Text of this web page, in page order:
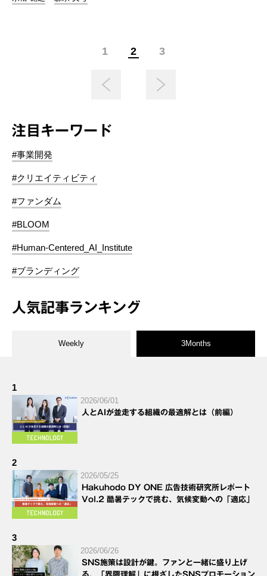
1 2 3
注目キーワード
#事業開発
#クリエイティビティ
#ファンダム
#BLOOM
#Human-Centered_AI_Institute
#ブランディング
人気記事ランキング
Weekly 3Months
1
2026/06/01
人とAIが並走する組織の最適解とは（前編）
2
2026/05/25
Hakuhodo DY ONE 広告技術研究所レポート
Vol.2 酷暑テックで挑む、気候変動への「適応」
3
2026/06/26
SNS施策は設計が鍵。ファンと一緒に盛り上げ